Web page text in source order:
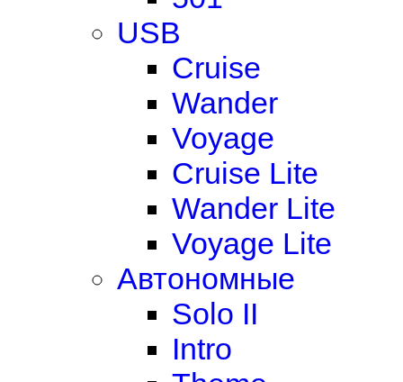
USB
Cruise
Wander
Voyage
Cruise Lite
Wander Lite
Voyage Lite
Автономные
Solo II
Intro